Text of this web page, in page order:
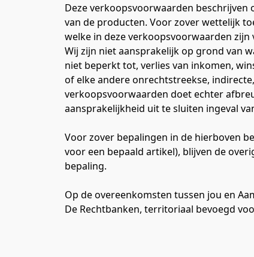
Deze verkoopsvoorwaarden
van de producten. Voor zover wettelijk
welke in deze verkoopsvoorwaarden zijn
Wij zijn niet aansprakelijk op grond van
niet beperkt tot, verlies van inkomen,
of elke andere onrechtstreekse,
verkoopsvoorwaarden doet echter
aansprakelijkheid uit te sluiten ingeval
Voor zover bepalingen in de hierboven
voor een bepaald artikel), blijven de
bepaling.
Op de overeenkomsten tussen jou en
De Rechtbanken, territoriaal bevoegd